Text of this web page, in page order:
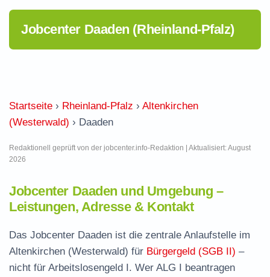
Jobcenter Daaden (Rheinland-Pfalz)
Startseite › Rheinland-Pfalz › Altenkirchen
(Westerwald) › Daaden
Redaktionell geprüft von der jobcenter.info-Redaktion | Aktualisiert: August
2026
Jobcenter Daaden und Umgebung –
Leistungen, Adresse & Kontakt
Das Jobcenter Daaden ist die zentrale Anlaufstelle im
Altenkirchen (Westerwald) für Bürgergeld (SGB II) –
nicht für Arbeitslosengeld I. Wer ALG I beantragen